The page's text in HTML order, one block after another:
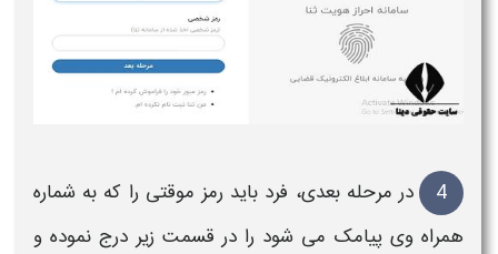
4 در مرحله بعدی، فرد باید رمز موقتی را که به شماره
همراه وی پیامک می شود را در قسمت زیر درج نموده و